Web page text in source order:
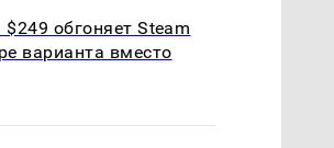
обгоняет Steam
варианта вместо